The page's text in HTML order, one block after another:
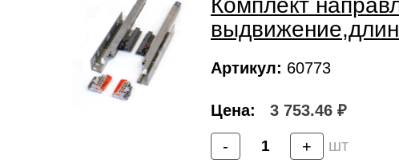
Комплект
Артикул: 60773
Цена: 3 753.46 ₽
- + шт